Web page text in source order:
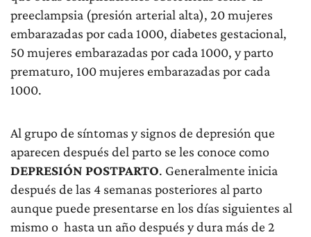
preeclampsia (presión arterial alta), 20 mujeres
embarazadas por cada 1000, diabetes gestacional,
50 mujeres embarazadas por cada 1000, y parto
prematuro, 100 mujeres embarazadas por cada
1000.
Al grupo de síntomas y signos de depresión que
aparecen después del parto se les conoce como
DEPRESIÓN POSTPARTO. Generalmente inicia
después de las 4 semanas posteriores al parto
aunque puede presentarse en los días siguientes al
mismo o hasta un año después y dura más de 2